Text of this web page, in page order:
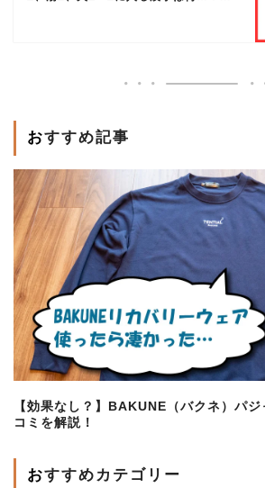
おすすめ記事
【効果なし？】BAKUNE（バクネ）パ
コミを解説！
おすすめカテゴリー